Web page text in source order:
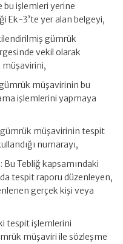
bu işlemleri yerine
Ek-3’te yer alan belgeyi,
gümrük
vekil olarak
müşavirinin bu
işlemlerini yapmaya
müşavirinin tespit
numarayı,
Tebliğ kapsamındaki
tespit raporu düzenleyen,
gerçek kişi veya
tespit işlemlerini
müşaviri ile sözleşme